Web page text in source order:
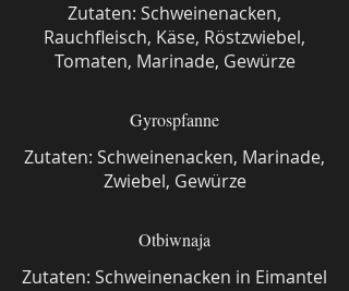
Zutaten: Schweinenacken,
Rauchfleisch, Käse, Röstzwiebel,
Tomaten, Marinade, Gewürze
Gyrospfanne
Zutaten: Schweinenacken, Marinade,
Zwiebel, Gewürze
Otbiwnaja
Zutaten: Schweinenacken in Eimantel